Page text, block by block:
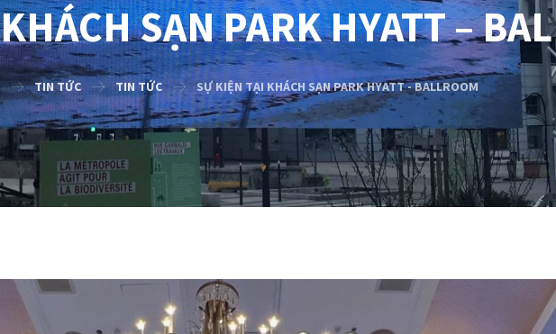
SẠN PARK HYATT –
TIN TỨC TIN TỨC SỰ KIỆN TẠI KHÁCH SẠN PARK HYATT - BALLROOM